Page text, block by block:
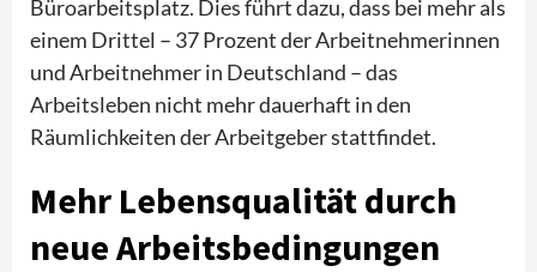
Büroarbeitsplatz. Dies führt dazu, dass bei mehr als
einem Drittel – 37 Prozent der Arbeitnehmerinnen
und Arbeitnehmer in Deutschland – das
Arbeitsleben nicht mehr dauerhaft in den
Räumlichkeiten der Arbeitgeber stattfindet.
Mehr Lebensqualität durch
neue Arbeitsbedingungen